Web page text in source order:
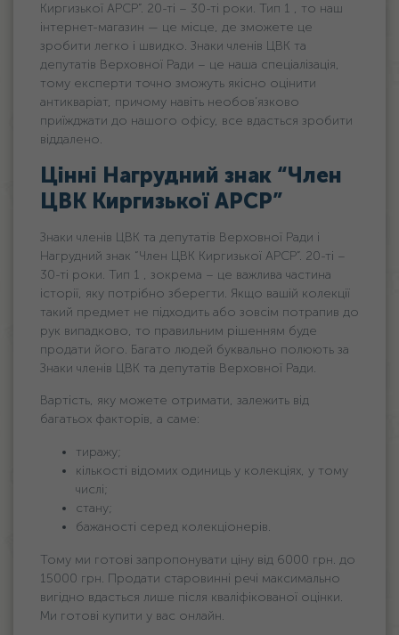
Киргизької АРСР”. 20-ті – 30-ті роки. Тип 1 , то наш
інтернет-магазин — це місце, де зможете це
зробити легко і швидко. Знаки членів ЦВК та
депутатів Верховної Ради – це наша спеціалізація,
тому експерти точно зможуть якісно оцінити
антикваріат, причому навіть необов’язково
приїжджати до нашого офісу, все вдасться зробити
віддалено.
Цінні Нагрудний знак “Член
ЦВК Киргизької АРСР”
Знаки членів ЦВК та депутатів Верховної Ради і
Нагрудний знак “Член ЦВК Киргизької АРСР”. 20-ті –
30-ті роки. Тип 1 , зокрема – це важлива частина
історії, яку потрібно зберегти. Якщо вашій колекції
такий предмет не підходить або зовсім потрапив до
рук випадково, то правильним рішенням буде
продати його. Багато людей буквально полюють за
Знаки членів ЦВК та депутатів Верховної Ради.
Вартість, яку можете отримати, залежить від
багатьох факторів, а саме:
тиражу;
кількості відомих одиниць у колекціях, у тому
числі;
стану;
бажаності серед колекціонерів.
Тому ми готові запропонувати ціну від 6000 грн. дo
15000 грн. Продати старовинні речі максимально
вигідно вдасться лише після кваліфікованої оцінки.
Ми готові купити у вас онлайн.